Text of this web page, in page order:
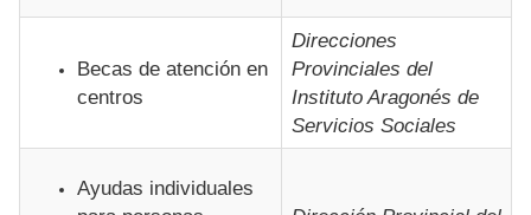
Becas de atención en
centros
Direcciones
Provinciales del
Instituto Aragonés de
Servicios Sociales
Ayudas individuales